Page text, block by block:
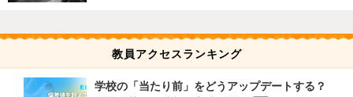
教員アクセスランキング
学校の「当たり前」をどうアップデートする？